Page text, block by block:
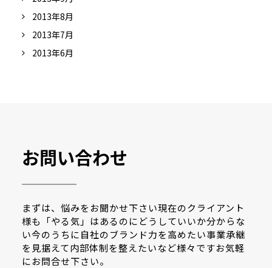
2013年8月
2013年7月
2013年6月
お問い合わせ
まずは、悩みをお聞かせ下さい現在のクライアント
様も「やる気」はあるのにどうしていいか分からな
い今のうちに自社のブランド力を高めたい事業承継
を見据えて内部体制を整えたいなど様々ですお気軽
にお問合せ下さい。